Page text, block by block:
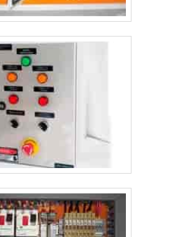
qualificada e comprometida
alcançados por possuir
onde são realizadas as
privilegiada no estado de
somado à performance de uma
de consultores associados e alta
de entrega com excelência para